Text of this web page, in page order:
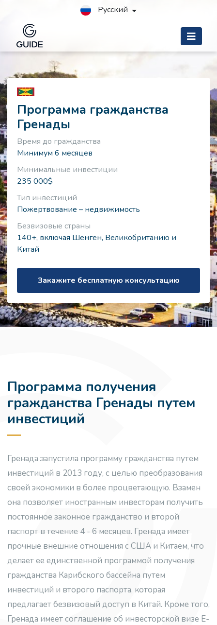
Русский
Программа гражданства
Гренады
Время до гражданства
Минимум 6 месяцев
Минимальные инвестиции
235 000$
Тип инвестиций
Пожертвование – недвижимость
Безвизовые страны
140+, включая Шенген, Великобританию и
Китай
Закажите бесплатную консультацию
Программа получения
гражданства Гренады путем
инвестиций
Гренада запустила программу гражданства путем
инвестиций в 2013 году, с целью преобразования
своей экономики в более процветающую. Взамен
она позволяет иностранным инвесторам получить
постоянное законное гражданство и второй
паспорт в течение 4 - 6 месяцев. Гренада имеет
прочные внешние отношения с США и Китаем, что
делает ее единственной программой получения
гражданства Карибского бассейна путем
инвестиций и второго паспорта, которая
предлагает безвизовый доступ в Китай. Кроме того,
Гренада имеет соглашение об инвесторской визе E-